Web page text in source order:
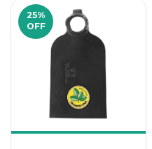
25%
OFF